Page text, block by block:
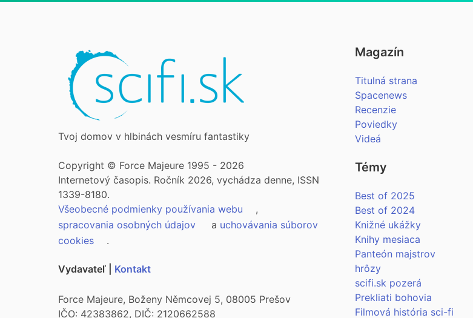
Tvoj domov v hlbinách vesmíru fantastiky
Copyright © Force Majeure 1995 - 2026
Internetový časopis. Ročník 2026, vychádza denne, ISSN
1339-8180.
Všeobecné podmienky používania webu
,
spracovania osobných údajov
a uchovávania súborov
cookies
.
Vydavateľ | Kontakt
Force Majeure, Boženy Němcovej 5, 08005 Prešov
IČO: 42383862, DIČ: 2120662588
Magazín
Titulná strana
Spacenews
Recenzie
Poviedky
Videá
Témy
Best of 2025
Best of 2024
Knižné ukážky
Knihy mesiaca
Panteón majstrov
hrôzy
scifi.sk pozerá
Prekliati bohovia
Filmová história sci-fi